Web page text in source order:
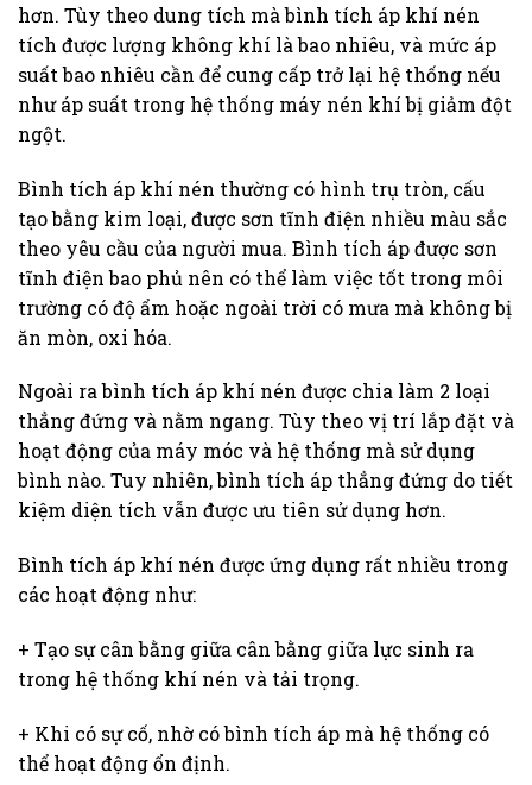
hơn. Tùy theo dung tích mà bình tích áp khí nén
tích được lượng không khí là bao nhiêu, và mức áp
suất bao nhiêu cần để cung cấp trở lại hệ thống nếu
như áp suất trong hệ thống máy nén khí bị giảm đột
ngột.
Bình tích áp khí nén thường có hình trụ tròn, cấu
tạo bằng kim loại, được sơn tĩnh điện nhiều màu sắc
theo yêu cầu của người mua. Bình tích áp được sơn
tĩnh điện bao phủ nên có thể làm việc tốt trong môi
trường có độ ẩm hoặc ngoài trời có mưa mà không bị
ăn mòn, oxi hóa.
Ngoài ra bình tích áp khí nén được chia làm 2 loại
thẳng đứng và nằm ngang. Tùy theo vị trí lắp đặt và
hoạt động của máy móc và hệ thống mà sử dụng
bình nào. Tuy nhiên, bình tích áp thẳng đứng do tiết
kiệm diện tích vẫn được ưu tiên sử dụng hơn.
Bình tích áp khí nén được ứng dụng rất nhiều trong
các hoạt động như:
+ Tạo sự cân bằng giữa cân bằng giữa lực sinh ra
trong hệ thống khí nén và tải trọng.
+ Khi có sự cố, nhờ có bình tích áp mà hệ thống có
thể hoạt động ổn định.